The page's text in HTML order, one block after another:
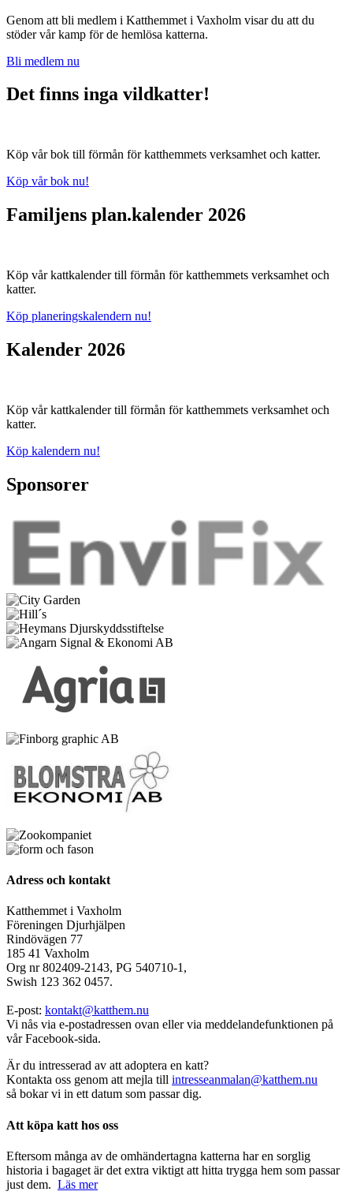
Genom att bli medlem i Katthemmet i Vaxholm visar du att du
stöder vår kamp för de hemlösa katterna.
Bli medlem nu
Det finns inga vildkatter!
Köp vår bok till förmån för katthemmets verksamhet och katter.
Köp vår bok nu!
Familjens plan.kalender 2026
Köp vår kattkalender till förmån för katthemmets verksamhet och
katter.
Köp planeringskalendern nu!
Kalender 2026
Köp vår kattkalender till förmån för katthemmets verksamhet och
katter.
Köp kalendern nu!
Sponsorer
Adress och kontakt
Katthemmet i Vaxholm
Föreningen Djurhjälpen
Rindövägen 77
185 41 Vaxholm
Org nr 802409-2143, PG 540710-1,
Swish 123 362 0457.
E-post: kontakt@katthem.nu
Vi nås via e-postadressen ovan eller via meddelandefunktionen på
vår Facebook-sida.
Är du intresserad av att adoptera en katt?
Kontakta oss genom att mejla till intresseanmalan@katthem.nu
så bokar vi in ett datum som passar dig.
Att köpa katt hos oss
Eftersom många av de omhändertagna katterna har en sorglig
historia i bagaget är det extra viktigt att hitta trygga hem som passar
just dem. Läs mer